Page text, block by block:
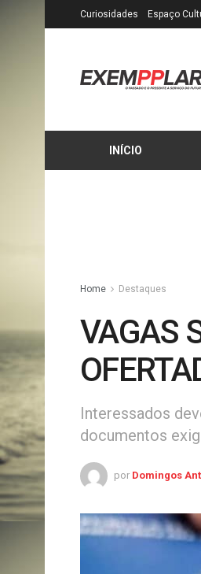
Curiosidades Espaço
INÍCIO
Home Destaques
VAGAS
Interessados
documentos
por Domingos